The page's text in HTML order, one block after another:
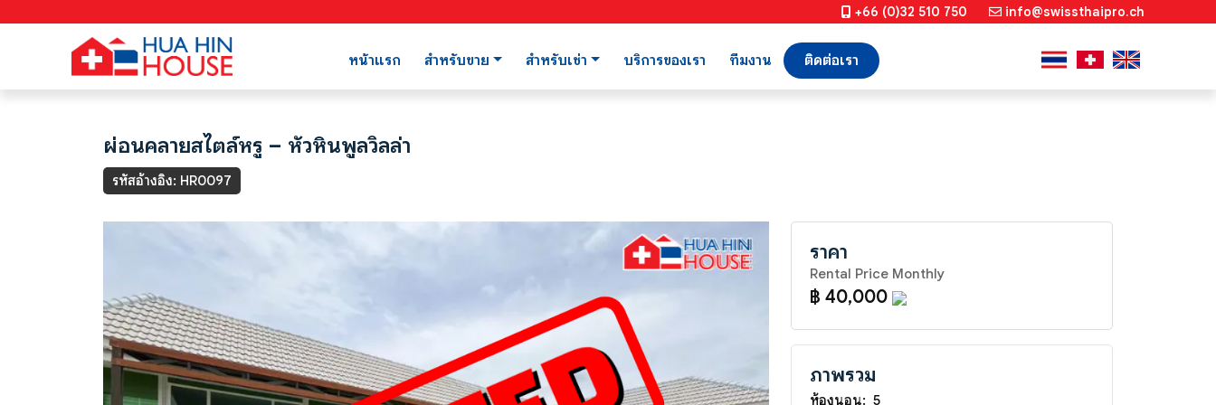
+66 (0)32 510 750 info@swissthaipro.ch
หน้าแรก สำหรับขาย สำหรับเช่า บริการของเรา ทีมงาน ติดต่อเรา
ผ่อนคลายสไตล์หรู – หัวหินพูลวิลล่า
รหัสอ้างอิง: HR0097
ราคา
Rental Price Monthly
฿ 40,000
ภาพรวม
ห้องนอน: 5